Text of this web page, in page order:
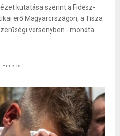
kutatása szerint a Fidesz-
erő Magyarországon, a Tisza
versenyben - mondta
- Hirdetés -